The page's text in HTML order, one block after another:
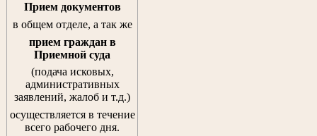
Прием документов
в общем отделе, а так же
прием граждан в
Приемной суда
(подача исковых,
административных
заявлений, жалоб и т.д.)
осуществляется в течение
всего рабочего дня.